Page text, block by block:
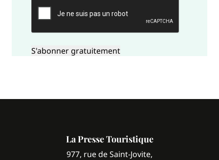
La Presse Touristique
977, rue de Saint-Jovite,